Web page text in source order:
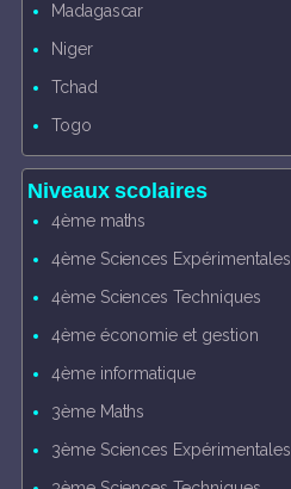
Madagascar
Niger
Tchad
Togo
Niveaux scolaires
4ème maths
4ème Sciences Expérimentales
4ème Sciences Techniques
4ème économie et gestion
4ème informatique
3ème Maths
3ème Sciences Expérimentales